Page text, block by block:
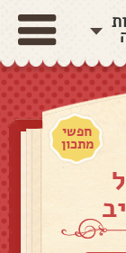
חפשי
מתכון